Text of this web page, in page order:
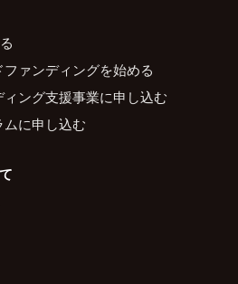
ァンディングを始める
ング支援事業に申し込む
に申し込む